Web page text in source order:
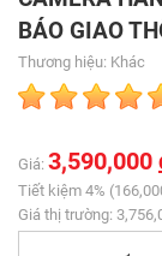
BÁO GIAO
Thương hiệu: Khác
Giá: 3,590,000
Tiết kiệm 4%
Giá thị trường: